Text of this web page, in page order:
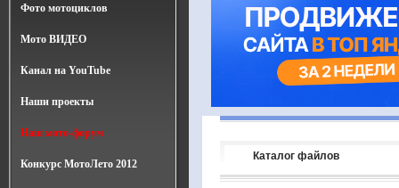
Фото мотоциклов
Мото ВИДЕО
Канал на YouTube
Наши проекты
Наш мото-форум
Конкурс МотоЛето 2012
Каталог файлов